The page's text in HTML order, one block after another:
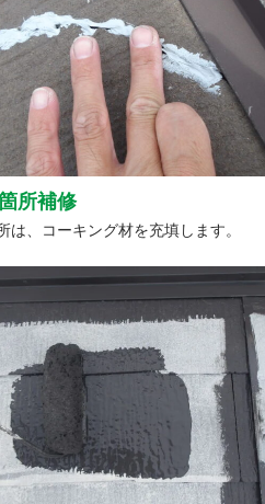
所補修
は、コーキング材を充填します。